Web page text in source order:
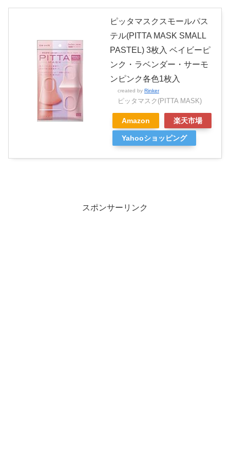
ピッタマスクスモールパス
テル(PITTA MASK SMALL
PASTEL) 3枚入 ベイビーピ
ンク・ラベンダー・サーモ
ンピンク各色1枚入
created by Rinker
ピッタマスク(PITTA MASK)
Amazon 楽天市場
Yahooショッピング
スポンサーリンク